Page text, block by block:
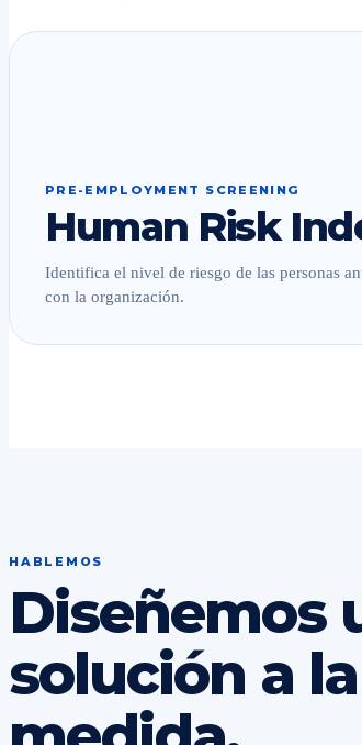
PRE-EMPLOYMENT SCREENING
Human Risk
Identifica el nivel de riesgo de las personas
con la organización.
HABLEMOS
Diseñemos
solución a la